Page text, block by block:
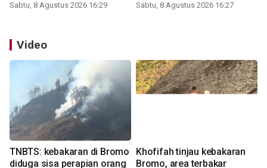
Sabtu, 8 Agustus 2026 16:29 Sabtu, 8 Agustus 2026 16:27
Video
TNBTS: kebakaran di Bromo
diduga sisa perapian orang
Khofifah tinjau kebakaran
Bromo, area terbakar